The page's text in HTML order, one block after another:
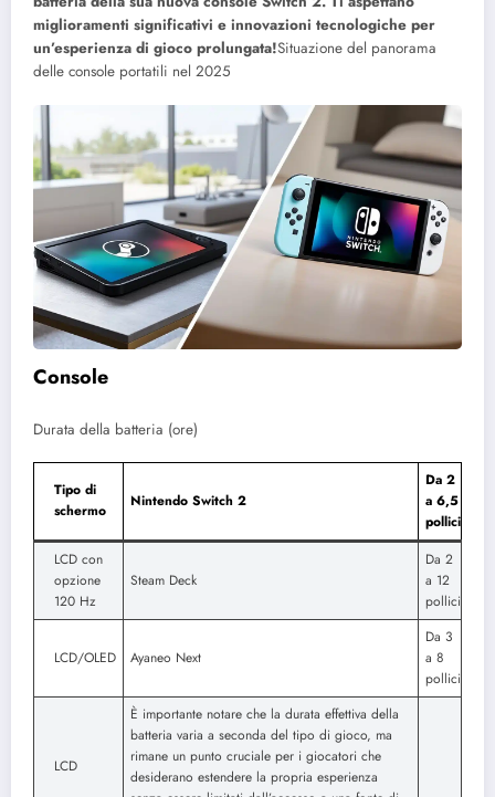
miglioramenti significativi e innovazioni tecnologiche per
un’esperienza di gioco prolungata!Situazione del panorama
delle console portatili nel 2025
Console
Durata della batteria (ore)
Tipo di
schermo
Nintendo Switch 2
Da 2
a 6,5
​​pollici
LCD con
opzione
120 Hz
Steam Deck
Da 2
a 12
pollici
LCD/OLED Ayaneo Next
Da 3
a 8
pollici
LCD
È importante notare che la durata effettiva della
batteria varia a seconda del tipo di gioco, ma
rimane un punto cruciale per i giocatori che
desiderano estendere la propria esperienza